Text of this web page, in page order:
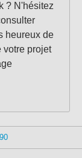
? N'hésitez
heureux de
votre projet